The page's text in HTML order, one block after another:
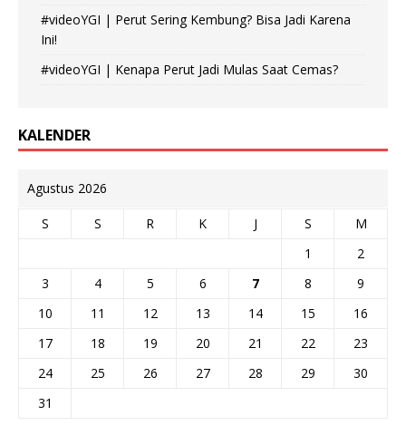
#videoYGI | Perut Sering Kembung? Bisa Jadi Karena
Ini!
#videoYGI | Kenapa Perut Jadi Mulas Saat Cemas?
KALENDER
Agustus 2026
S S R K J S
M
1
2
3
4 5 6 7 8
9
10
11 12 13 14 15
16
17
18 19 20 21 22
23
24
25 26 27 28 29
30
31